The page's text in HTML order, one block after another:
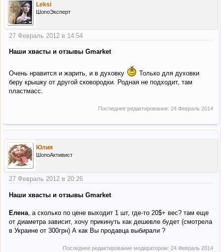
Leksi
ШопоЭксперт
27 Февраль 2012 в 14:54
Наши хвасты и отзывы Gmarket
Очень нравится и жарить, и в духовку
Только для духовки
беру крышку от другой сковородки. Родная не подходит, там
пластмасс.
Последнее редактирование: 24 Февраль 2014
Юлия
ШопоАктивист
27 Февраль 2012 в 20:26
Наши хвасты и отзывы Gmarket
Елена , а сколько по цене выходит 1 шт, где-то 20$+ вес? там еще
от диаметра зависит, хочу прикинуть как дешевле будет (смотрела
в Украине от 300грн) А как Вы продавца выбирали ?
Последнее редактирование модератором: 24 Февраль 2014